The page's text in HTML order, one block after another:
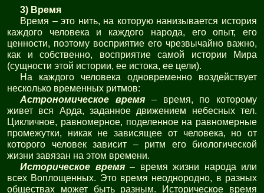
3) Время
Время – это нить, на которую нанизывается история
каждого человека и каждого народа, его опыт, его
ценности, поэтому восприятие его чрезвычайно важно,
как и собственно, восприятие самой истории Мира
(сущности этой истории, ее истока, ее цели).
На каждого человека одновременно воздействует
несколько временных ритмов:
Астрономическое время – время, по которому
живет вся Арда, заданное движением небесных тел.
Цикличное, равномерное, поделенное на равномерные
промежутки, никак не зависящее от человека, но от
которого человек зависит – ритм его биологической
жизни завязан на этом времени.
Историческое время– время жизни народа или
всех Воплощенных. Это время неоднородно, в разных
обществах может быть разным. Историческое время